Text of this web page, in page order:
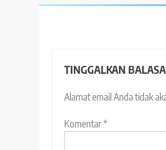
TINGGALKAN
Alamat email Anda tidak
Komentar*